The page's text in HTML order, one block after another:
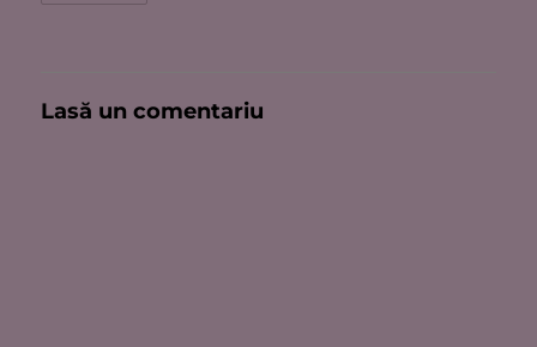
Lasă un comentariu